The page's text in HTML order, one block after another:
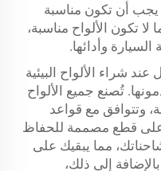
يجب أن تكون مناسبة
تكون الألواح مناسبة،
وأدائها.
شراء الألواح البيئية
تُصنع جميع الألواح
وتتوافق مع قواعد
على قطع مصممة للحفاظ
مما يبقيك على
إلى ذلك،